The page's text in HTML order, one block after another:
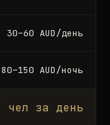
30–60 AUD/день
80–150 AUD/ночь
чел за день